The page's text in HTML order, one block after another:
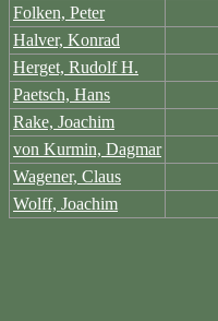
Folken, Peter
Halver, Konrad
Herget, Rudolf H.
Paetsch, Hans
Rake, Joachim
von Kurmin, Dagmar
Wagener, Claus
Wolff, Joachim